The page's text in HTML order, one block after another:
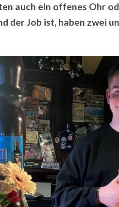
auch ein offenes Ohr
der Job ist, haben zwei